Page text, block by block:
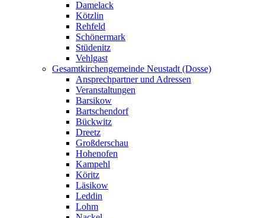
Damelack
Kötzlin
Rehfeld
Schönermark
Stüdenitz
Vehlgast
Gesamtkirchengemeinde Neustadt (Dosse)
Ansprechpartner und Adressen
Veranstaltungen
Barsikow
Bartschendorf
Bückwitz
Dreetz
Großderschau
Hohenofen
Kampehl
Köritz
Läsikow
Leddin
Lohm